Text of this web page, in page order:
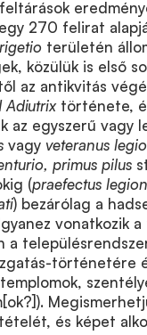
270 felirat
területén
közülük is első
az antikvitás
Adiutrixtörténete,
az egyszerű vagy
vagy veteranus
primus pilus
(praefectus
) bezárólag a
vonatkozik
a
történetére
és képet